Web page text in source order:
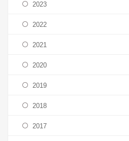
2023
2022
2021
2020
2019
2018
2017